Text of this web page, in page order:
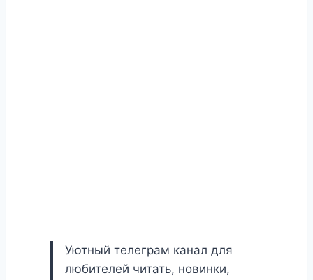
Уютный телеграм канал для
любителей читать, новинки,